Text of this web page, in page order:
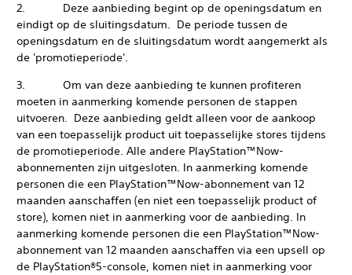
2. Deze aanbieding begint op de openingsdatum en
eindigt op de sluitingsdatum. De periode tussen de
openingsdatum en de sluitingsdatum wordt aangemerkt als
de 'promotieperiode'.
3. Om van deze aanbieding te kunnen profiteren
moeten in aanmerking komende personen de stappen
uitvoeren. Deze aanbieding geldt alleen voor de aankoop
van een toepasselijk product uit toepasselijke stores tijdens
de promotieperiode. Alle andere PlayStation™Now-
abonnementen zijn uitgesloten. In aanmerking komende
personen die een PlayStation™Now-abonnement van 12
maanden aanschaffen (en niet een toepasselijk product of
store), komen niet in aanmerking voor de aanbieding. In
aanmerking komende personen die een PlayStation™Now-
abonnement van 12 maanden aanschaffen via een upsell op
de PlayStation®5-console, komen niet in aanmerking voor